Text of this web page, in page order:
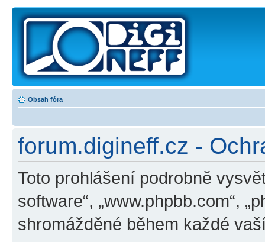
Obsah fóra
forum.digineff.cz -
Toto prohlášení podrobně
software“, „www.phpbb.com“,
shromážděné během každé